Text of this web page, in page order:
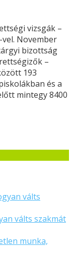
vizsgák –
November
bizottság
–
193
és a
mintegy 8400
válts szakmát